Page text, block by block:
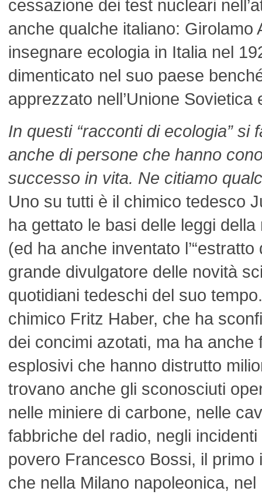
cessazione dei test nucleari
anche qualche italiano: Girolamo
insegnare ecologia in Italia nel
dimenticato nel suo paese
apprezzato nell’Unione Sovietica
In questi “racconti di ecologia” si
anche di persone che hanno
successo in vita. Ne citiamo
Uno su tutti è il chimico tedesco
ha gettato le basi delle leggi
(ed ha anche inventato l’“estratto
grande divulgatore delle novità
quotidiani tedeschi del suo
chimico Fritz Haber, che ha
dei concimi azotati, ma ha anche
esplosivi che hanno distrutto
trovano anche gli sconosciuti
nelle miniere di carbone, nelle
fabbriche del radio, negli
povero Francesco Bossi, il primo
che nella Milano napoleonica, nel